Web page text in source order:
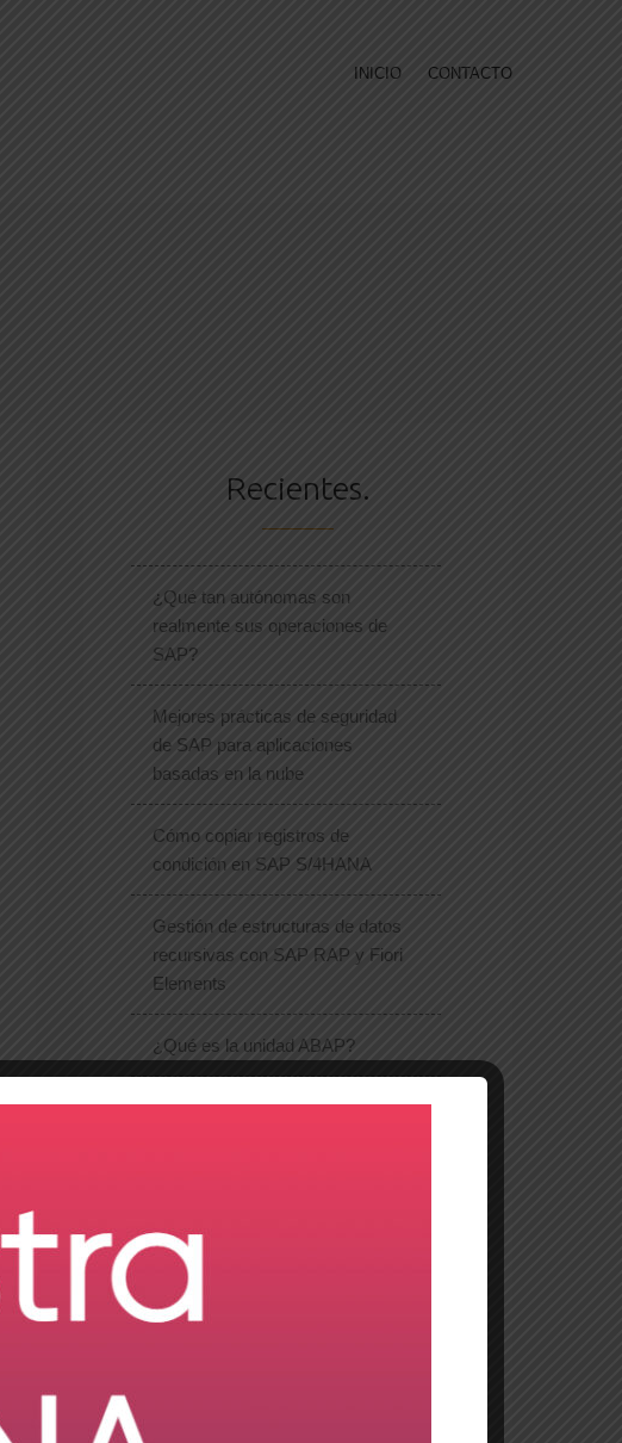
INICIO CONTACTO
Recientes.
¿Qué tan autónomas son
realmente sus operaciones de
SAP?
Mejores prácticas de seguridad
de SAP para aplicaciones
basadas en la nube
Cómo copiar registros de
condición en SAP S/4HANA
Gestión de estructuras de datos
recursivas con SAP RAP y Fiori
Elements
¿Qué es la unidad ABAP?